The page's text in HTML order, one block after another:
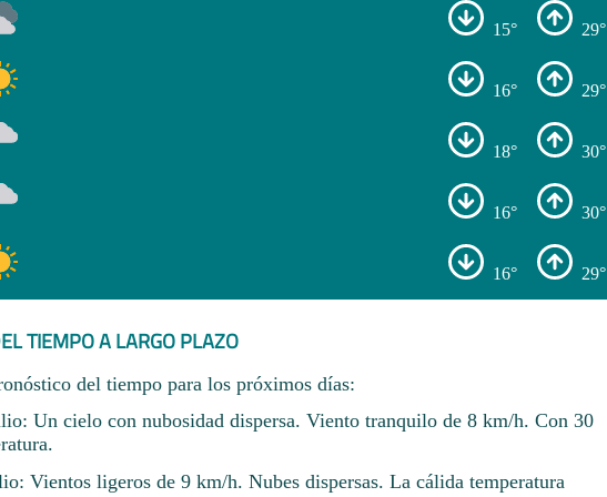
15° 29°
16° 29°
18° 30°
16° 30°
16° 29°
TIEMPO A LARGO PLAZO
del tiempo para los próximos días:
Un cielo con nubosidad dispersa. Viento tranquilo de 8 km/h. Con 30
Vientos ligeros de 9 km/h. Nubes dispersas. La cálida temperatura